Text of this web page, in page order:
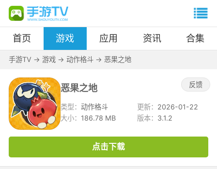
首页 游戏 应用 资讯 合集
手游TV -> 游戏-> 动作格斗-> 恶果之地
恶果之地 反馈
类型：动作格斗 更新： 2026-01-22
大小： 186.78 MB 版本： 3.1.2
点击下载